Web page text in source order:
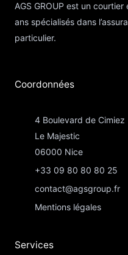
AGS GROUP est un
ans spécialisés dans
particulier.
Coordonnées​
4 Boulevard de Cimiez
Le Majestic
06000 Nice
+33 09 80 80 80 25
contact@agsgroup.fr
Mentions légales
Services